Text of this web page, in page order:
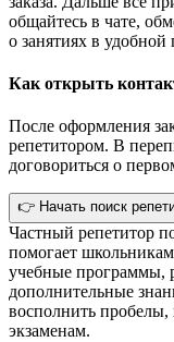
общайтесь в чате,
о занятиях в удобной
Как открыть
После оформления
репетитором. В
договориться о
👉 Начать поиск
Частный репетитор
помогает
учебные программы,
дополнительные
восполнить пробелы,
экзаменам.